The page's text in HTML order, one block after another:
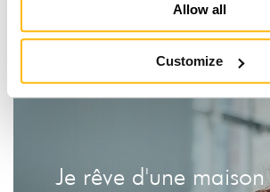
Allow all
Customize
Je rêve d'une